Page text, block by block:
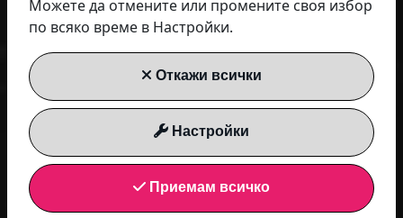
Air Park Investment GmbH
Можете да отмените или промените своя избор
по всяко време в Настройки.
Откажи всички
Настройки
Приемам всичко